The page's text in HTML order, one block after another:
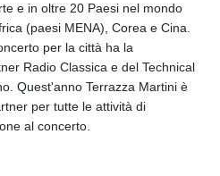
e in oltre 20 Paesi nel mondo
(paesi MENA), Corea e Cina.
per la città ha la
Radio Classica e del Technical
Quest'anno Terrazza Martini è
per tutte le attività di
al concerto.